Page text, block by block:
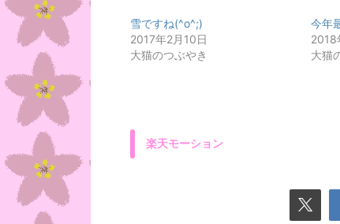
雪ですね(^o^;)
2017年2月10日
大猫のつぶやき
今年
2018
大猫
楽天モーション